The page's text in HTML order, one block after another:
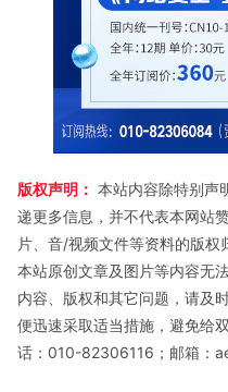
版权声明： 本站内容除特别声
递更多信息，并不代表本网站
片、音/视频文件等资料的版
本站原创文章及图片等内容无
内容、版权和其它问题，请及
便迅速采取适当措施，避免给
话：010-82306116；邮箱：